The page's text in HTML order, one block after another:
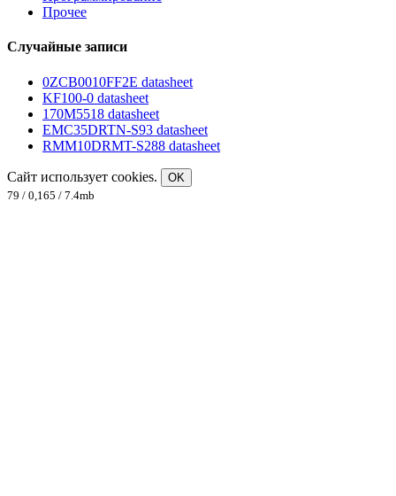
Прочее
Случайные записи
0ZCB0010FF2E datasheet
KF100-0 datasheet
170M5518 datasheet
EMC35DRTN-S93 datasheet
RMM10DRMT-S288 datasheet
Сайт использует cookies.
OK
79 / 0,165 / 7.4mb